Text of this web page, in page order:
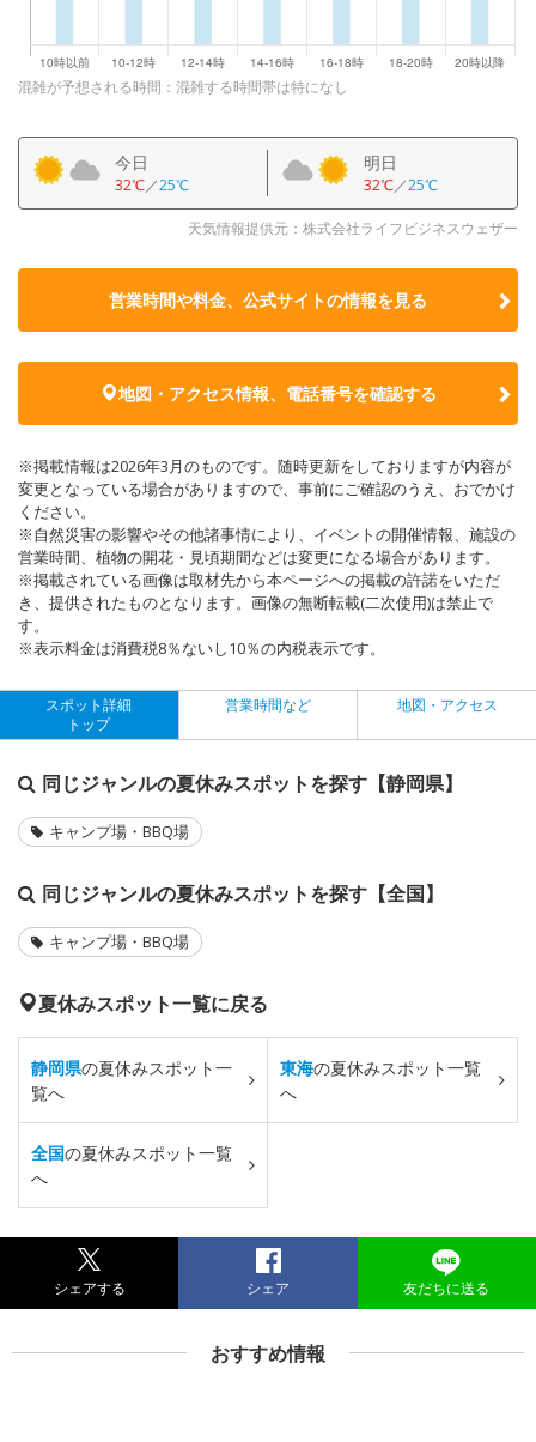
混雑が予想される時間：混雑する時間帯は特になし
今日
32℃／25℃
明日
32℃／25℃
天気情報提供元：株式会社ライフビジネスウェザー
営業時間や料金、公式サイトの情報を見る
地図・アクセス情報、電話番号を確認する
※掲載情報は2026年3月のものです。随時更新をしておりますが内容が
変更となっている場合がありますので、事前にご確認のうえ、おでかけ
ください。
※自然災害の影響やその他諸事情により、イベントの開催情報、施設の
営業時間、植物の開花・見頃期間などは変更になる場合があります。
※掲載されている画像は取材先から本ページへの掲載の許諾をいただ
き、提供されたものとなります。画像の無断転載(二次使用)は禁止で
す。
※表示料金は消費税8％ないし10％の内税表示です。
スポット詳細
トップ
営業時間など 地図・アクセス
同じジャンルの夏休みスポットを探す【静岡県】
キャンプ場・BBQ場
同じジャンルの夏休みスポットを探す【全国】
キャンプ場・BBQ場
夏休みスポット一覧に戻る
静岡県の夏休みスポット一
覧へ
東海の夏休みスポット一覧
へ
全国の夏休みスポット一覧
へ
シェアする シェア 友だちに送る
おすすめ情報